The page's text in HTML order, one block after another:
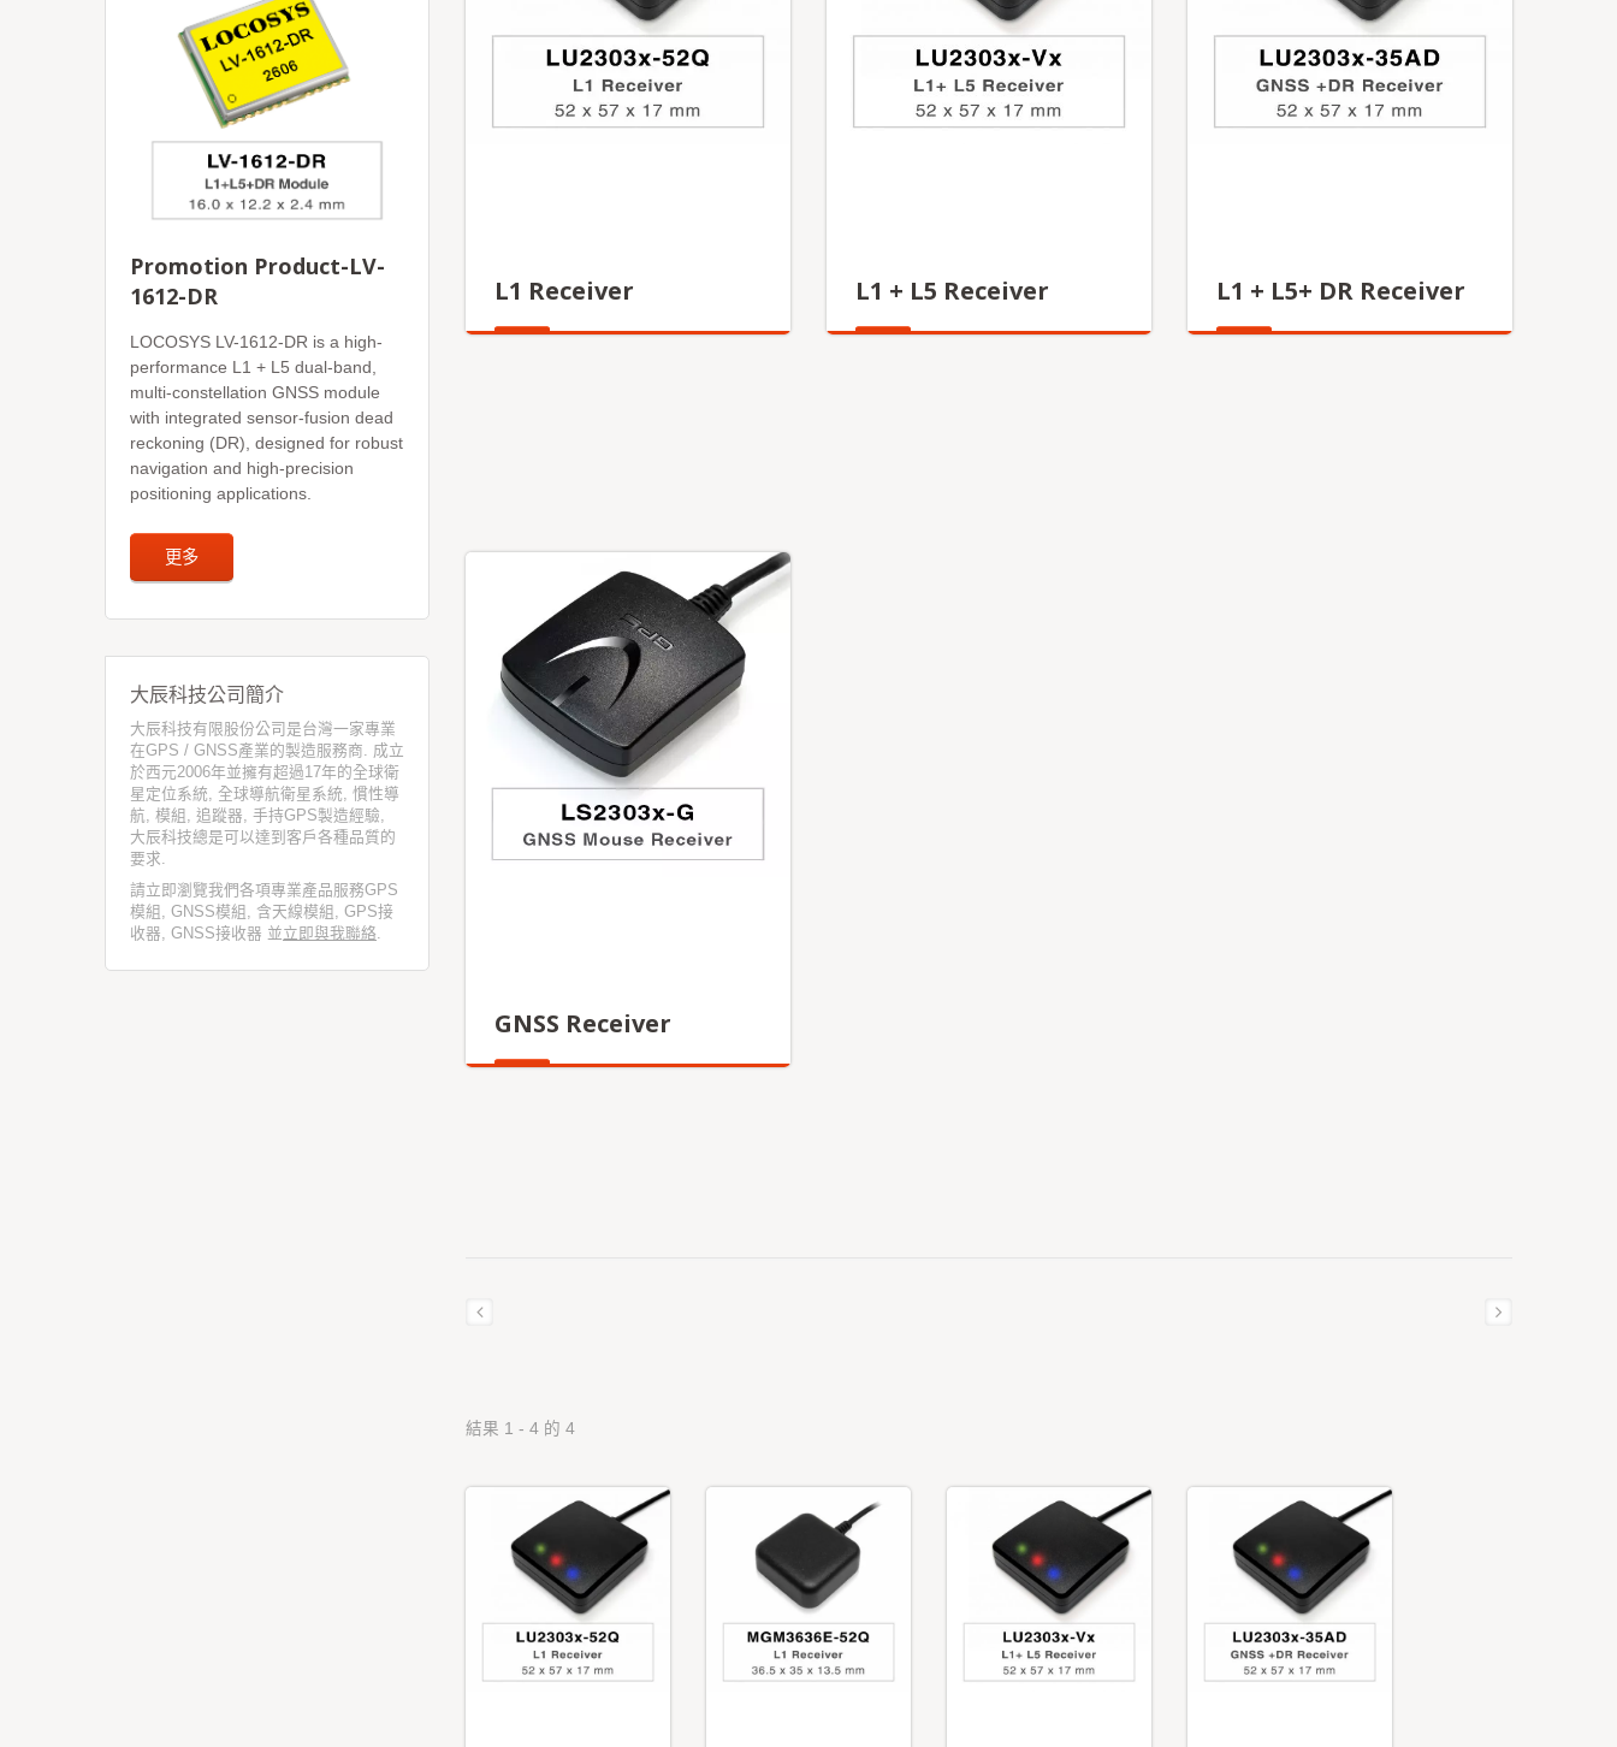
Promotion Product-LV-
1612-DR
LOCOSYS LV-1612-DR is a high-
performance L1 + L5 dual-band,
multi-constellation GNSS module
with integrated sensor-fusion dead
reckoning (DR), designed for robust
navigation and high-precision
positioning applications.
更多
大辰科技公司簡介
大辰科技有限股份公司是台灣一家專業
在GPS / GNSS產業的製造服務商. 成立
於西元2006年並擁有超過17年的全球衛
星定位系統, 全球導航衛星系統, 慣性導
航, 模組, 追蹤器, 手持GPS製造經驗,
大辰科技總是可以達到客戶各種品質的
要求.
請立即瀏覽我們各項專業產品服務GPS
模組, GNSS模組, 含天線模組, GPS接
收器, GNSS接收器 並立即與我聯絡.
L1 Receiver L1 + L5 Receiver L1 + L5+ DR Receiver
GNSS Receiver
結果 1 - 4 的 4